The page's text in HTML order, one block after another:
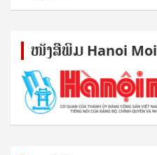
ໜັງ​ສື​ພິມ Hanoi Moi